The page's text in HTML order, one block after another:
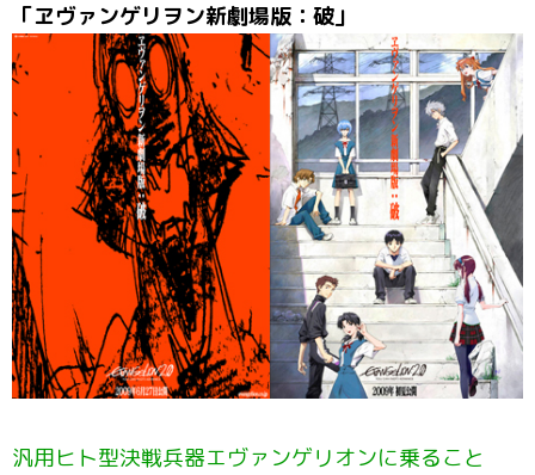
「ヱヴァンゲリヲン新劇場版：破」
汎用ヒト型決戦兵器エヴァンゲリオンに乗ること